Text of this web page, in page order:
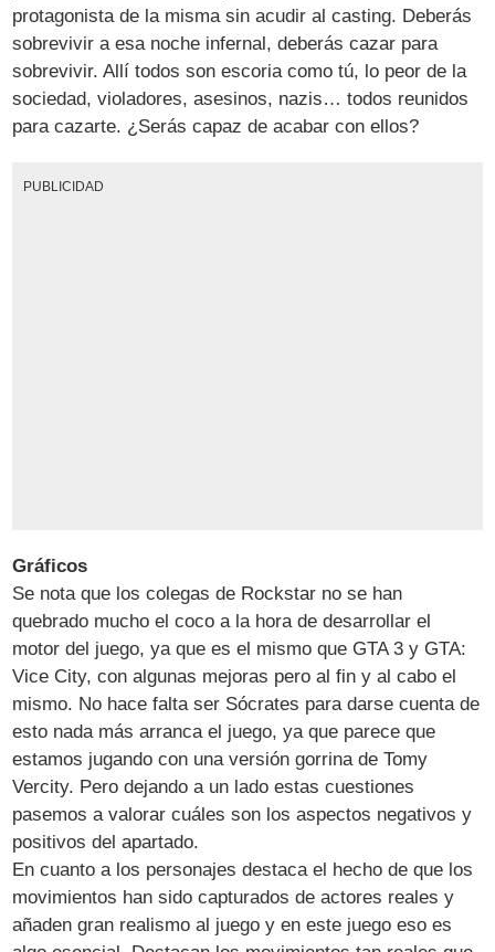
protagonista de la misma sin acudir al casting. Deberás
sobrevivir a esa noche infernal, deberás cazar para
sobrevivir. Allí todos son escoria como tú, lo peor de la
sociedad, violadores, asesinos, nazis… todos reunidos
para cazarte. ¿Serás capaz de acabar con ellos?
PUBLICIDAD
Gráficos
Se nota que los colegas de Rockstar no se han
quebrado mucho el coco a la hora de desarrollar el
motor del juego, ya que es el mismo que GTA 3 y GTA:
Vice City, con algunas mejoras pero al fin y al cabo el
mismo. No hace falta ser Sócrates para darse cuenta de
esto nada más arranca el juego, ya que parece que
estamos jugando con una versión gorrina de Tomy
Vercity. Pero dejando a un lado estas cuestiones
pasemos a valorar cuáles son los aspectos negativos y
positivos del apartado.
En cuanto a los personajes destaca el hecho de que los
movimientos han sido capturados de actores reales y
añaden gran realismo al juego y en este juego eso es